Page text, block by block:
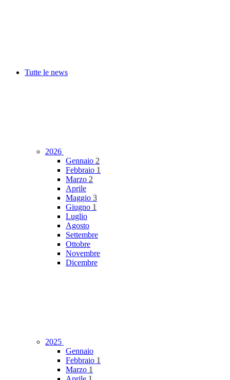
Tutte le news
2026
Gennaio 2
Febbraio 1
Marzo 2
Aprile
Maggio 3
Giugno 1
Luglio
Agosto
Settembre
Ottobre
Novembre
Dicembre
2025
Gennaio
Febbraio 1
Marzo 1